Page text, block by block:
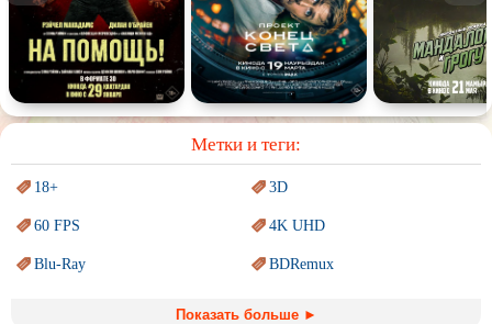
Спектакль Сказка Немое кино Для взрослых
Метки и теги:
18+ 3D
60 FPS 4K UHD
Blu-Ray BDRemux
Показать больше ►